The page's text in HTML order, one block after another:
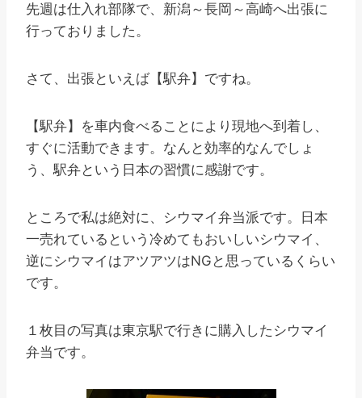
先週は仕入れ部隊で、新潟～長岡～高崎へ出張に
行っておりました。
さて、出張といえば【駅弁】ですね。
【駅弁】を車内食べることにより現地へ到着し、
すぐに活動できます。なんと効率的なんでしょ
う、駅弁という日本の習慣に感謝です。
ところで私は絶対に、シウマイ弁当派です。日本
一売れているという冷めてもおいしいシウマイ、
逆にシウマイはアツアツはNGと思っているくらい
です。
１枚目の写真は東京駅で行きに購入したシウマイ
弁当です。